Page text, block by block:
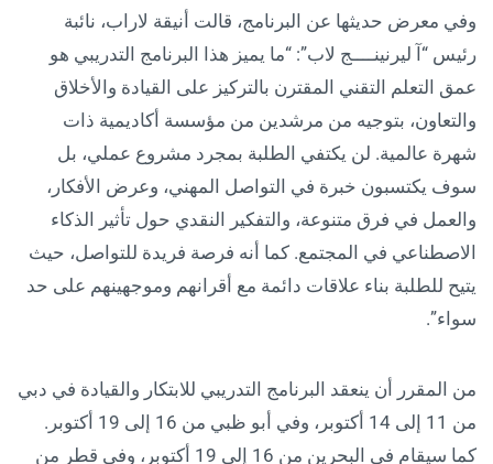
وفي معرض حديثها عن البرنامج، قالت أنيقة لاراب، نائبة
رئيس “آ ليرنينــــج لاب”: “ما يميز هذا البرنامج التدريبي هو
عمق التعلم التقني المقترن بالتركيز على القيادة والأخلاق
والتعاون، بتوجيه من مرشدين من مؤسسة أكاديمية ذات
شهرة عالمية. لن يكتفي الطلبة بمجرد مشروع عملي، بل
سوف يكتسبون خبرة في التواصل المهني، وعرض الأفكار،
والعمل في فرق متنوعة، والتفكير النقدي حول تأثير الذكاء
الاصطناعي في المجتمع. كما أنه فرصة فريدة للتواصل، حيث
يتيح للطلبة بناء علاقات دائمة مع أقرانهم وموجهينهم على حد
سواء”.
من المقرر أن ينعقد البرنامج التدريبي للابتكار والقيادة في دبي
من 11 إلى 14 أكتوبر، وفي أبو ظبي من 16 إلى 19 أكتوبر.
كما سيقام في البحرين من 16 إلى 19 أكتوبر، وفي قطر من